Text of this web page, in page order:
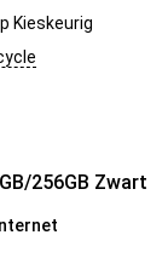
Kieskeurig
256GB Zwart